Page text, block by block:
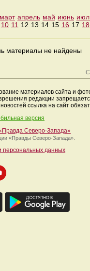
март апрель май июнь
10 11 12 13 14 15 16 17 18
материалы не найдены
материалов сайта и
редакции
ссылка на сайт
версия
Северо-Запада»
«Правды Северо-Запада».
персональных данных